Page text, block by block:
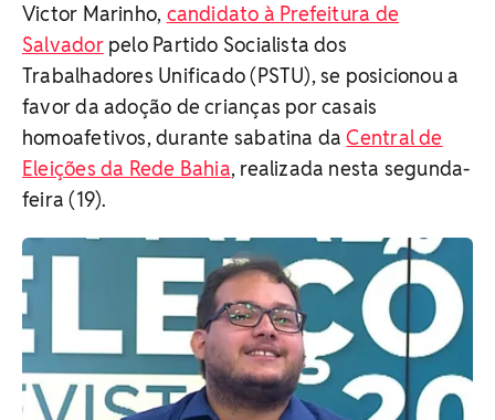
Victor Marinho, candidato à Prefeitura de
Salvadorpelo Partido Socialista dos
Trabalhadores Unificado (PSTU), se posicionou a
favor da adoção de crianças por casais
homoafetivos, durante sabatina daCentral de
Eleições da Rede Bahia, realizada nesta segunda-
feira (19).